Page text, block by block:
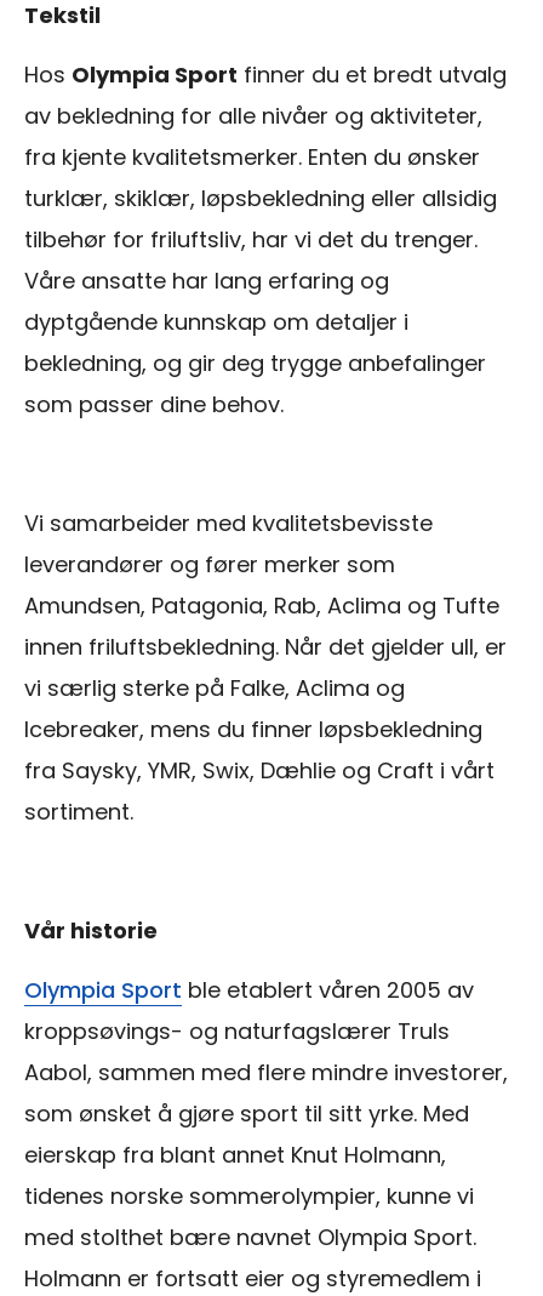
Tekstil
Hos Olympia Sport finner du et bredt utvalg
av bekledning for alle nivåer og aktiviteter,
fra kjente kvalitetsmerker. Enten du ønsker
turklær, skiklær, løpsbekledning eller allsidig
tilbehør for friluftsliv, har vi det du trenger.
Våre ansatte har lang erfaring og
dyptgående kunnskap om detaljer i
bekledning, og gir deg trygge anbefalinger
som passer dine behov.
Vi samarbeider med kvalitetsbevisste
leverandører og fører merker som
Amundsen, Patagonia, Rab, Aclima og Tufte
innen friluftsbekledning. Når det gjelder ull, er
vi særlig sterke på Falke, Aclima og
Icebreaker, mens du finner løpsbekledning
fra Saysky, YMR, Swix, Dæhlie og Craft i vårt
sortiment.
Vår historie
Olympia Sport ble etablert våren 2005 av
kroppsøvings- og naturfagslærer Truls
Aabol, sammen med flere mindre investorer,
som ønsket å gjøre sport til sitt yrke. Med
eierskap fra blant annet Knut Holmann,
tidenes norske sommerolympier, kunne vi
med stolthet bære navnet Olympia Sport.
Holmann er fortsatt eier og styremedlem i